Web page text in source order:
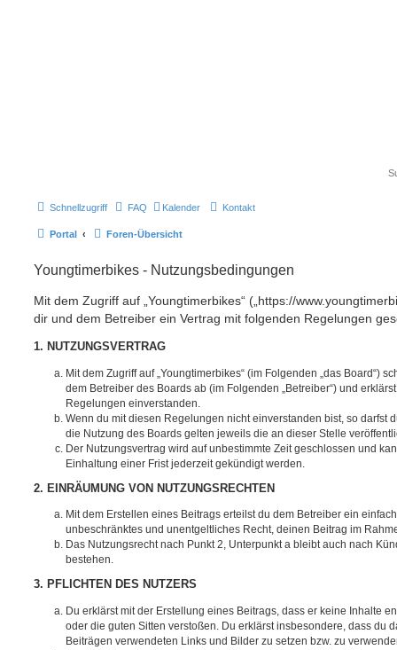
Schnellzugriff FAQ Kalender Kontakt
Portal Foren-Übersicht
Youngtimerbikes - Nutzungsbedingungen
Mit dem Zugriff auf „Youngtimerbikes“ („https://
dir und dem Betreiber ein Vertrag mit folgenden Regelungen
1. NUTZUNGSVERTRAG
Mit dem Zugriff auf „Youngtimerbikes“ (im Folgenden „das Board“)
dem Betreiber des Boards ab (im Folgenden „Betreiber“) und
Regelungen einverstanden.
Wenn du mit diesen Regelungen nicht einverstanden bist, so darfst
die Nutzung des Boards gelten jeweils die an dieser Stelle
Der Nutzungsvertrag wird auf unbestimmte Zeit geschlossen und
Einhaltung einer Frist jederzeit gekündigt werden.
2. EINRÄUMUNG VON NUTZUNGSRECHTEN
Mit dem Erstellen eines Beitrags erteilst du dem Betreiber ein
unbeschränktes und unentgeltliches Recht, deinen Beitrag im
Das Nutzungsrecht nach Punkt 2, Unterpunkt a bleibt auch nach
bestehen.
3. PFLICHTEN DES NUTZERS
Du erklärst mit der Erstellung eines Beitrags, dass er keine Inhalte
oder die guten Sitten verstoßen. Du erklärst insbesondere, dass du
Beiträgen verwendeten Links und Bilder zu setzen bzw. zu